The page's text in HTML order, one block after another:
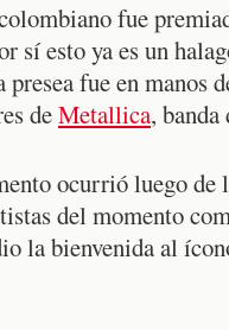
fue
sí esto ya es un
presea fue en manos
deMetallica,
ocurrió luego de
del momento
la bienvenida al